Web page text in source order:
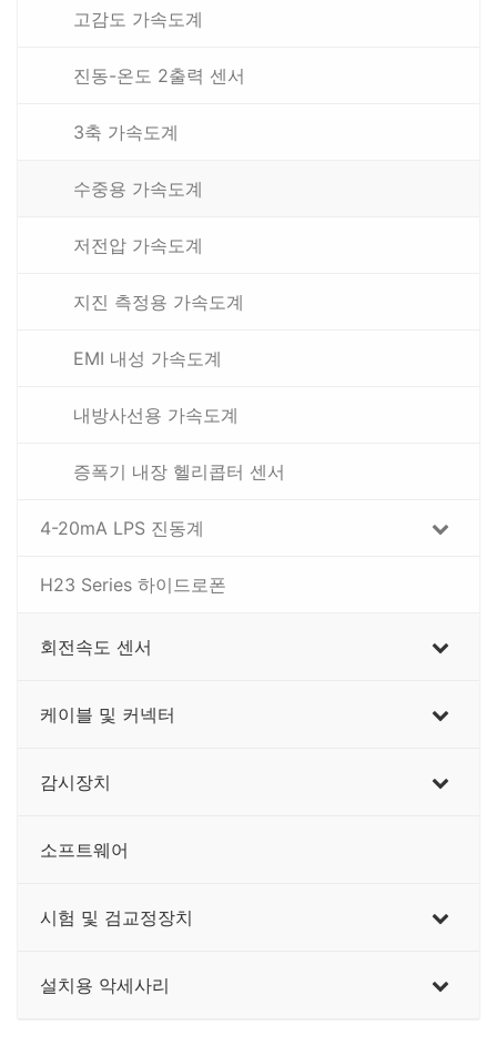
고감도 가속도계
진동-온도 2출력 센서
3축 가속도계
수중용 가속도계
저전압 가속도계
지진 측정용 가속도계
EMI 내성 가속도계
내방사선용 가속도계
증폭기 내장 헬리콥터 센서
4-20mA LPS 진동계
H23 Series 하이드로폰
회전속도 센서
케이블 및 커넥터
감시장치
소프트웨어
시험 및 검교정장치
설치용 악세사리